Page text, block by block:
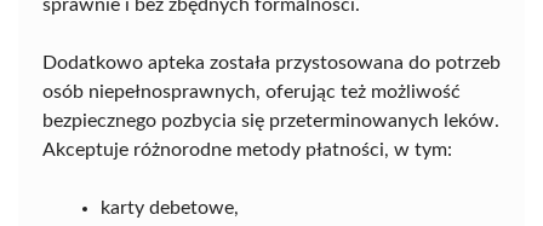
sprawnie i bez zbędnych formalności.
Dodatkowo apteka została przystosowana do potrzeb
osób niepełnosprawnych, oferując też możliwość
bezpiecznego pozbycia się przeterminowanych leków.
Akceptuje różnorodne metody płatności, w tym:
karty debetowe,